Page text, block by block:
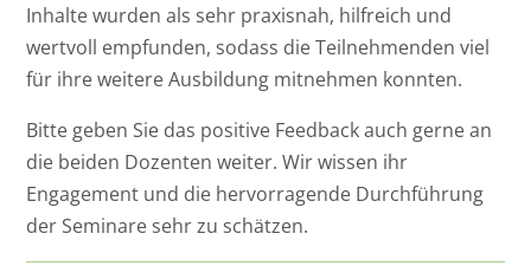
Inhalte wurden als sehr praxisnah, hilfreich und
wertvoll empfunden, sodass die Teilnehmenden viel
für ihre weitere Ausbildung mitnehmen konnten.
Bitte geben Sie das positive Feedback auch gerne an
die beiden Dozenten weiter. Wir wissen ihr
Engagement und die hervorragende Durchführung
der Seminare sehr zu schätzen.